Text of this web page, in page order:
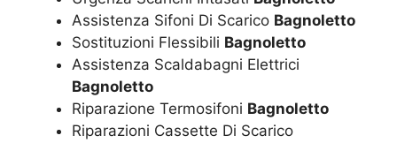
Assistenza Sifoni Di Scarico Bagnoletto
Sostituzioni Flessibili Bagnoletto
Assistenza Scaldabagni Elettrici
Bagnoletto
Riparazione Termosifoni Bagnoletto
Riparazioni Cassette Di Scarico